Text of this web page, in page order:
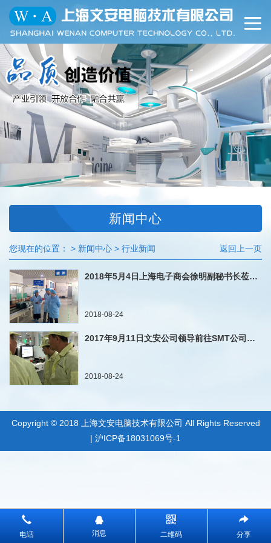
切
新闻中心
您现在的位置： > 新闻中心 > 行业新闻 返回上一页
2018年5月4日上海电子商会徐明副秘书长莅临文安公司参观
2018-08-24
2017年9月11日文安公司领导前往SMT公司参观
2018-08-24
Copyright © 2018 上海文安电脑技术有限公司 All Rights Reserved
| 沪ICP备18031069号-1
电话 消息 二维码 分享